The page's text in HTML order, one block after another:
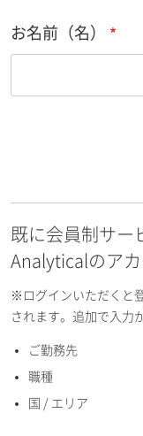
お名前（名）
お名前フリガナ（名）
E-mailアドレス（
既に会員制サー
Analyticalのア
※ログインいただくと
されます。追加で入力
ご勤務先
職種
国 / エリア